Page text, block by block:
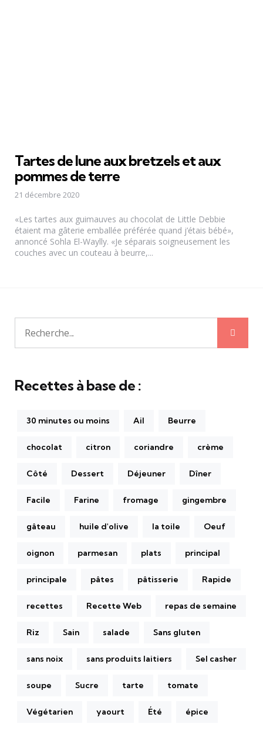
Tartes de lune aux bretzels et aux
pommes de terre
21 décembre 2020
«Les tartes aux guimauves au chocolat de Little Debbie
étaient ma gâterie emballée préférée quand j’étais bébé»,
annoncé Sohla El-Waylly. «Je séparais soigneusement les
couches avec un couteau à beurre,...
Recherche
pour:
Recettes à base de :
30 minutes ou moins Ail Beurre
chocolat citron coriandre crème
Côté Dessert Déjeuner Dîner
Facile Farine fromage gingembre
gâteau huile d'olive la toile Oeuf
oignon parmesan plats principal
principale pâtes pâtisserie Rapide
recettes Recette Web repas de semaine
Riz Sain salade Sans gluten
sans noix sans produits laitiers Sel casher
soupe Sucre tarte tomate
Végétarien yaourt Été épice